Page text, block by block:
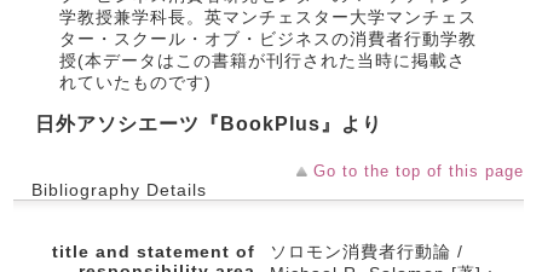
学教授兼学科長。英マンチェスター大学マンチェス
ター・スクール・オブ・ビジネスの消費者行動学教
授(本データはこの書籍が刊行された当時に掲載さ
れていたものです)
日外アソシエーツ『BookPlus』より
Go to the top of this page
Bibliography Details
title and statement of
ソロモン消費者行動論 /